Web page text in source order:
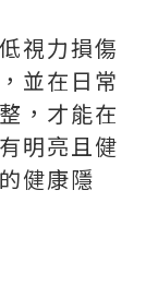
視力損傷
並在日常
，才能在
明亮且健
健康隱